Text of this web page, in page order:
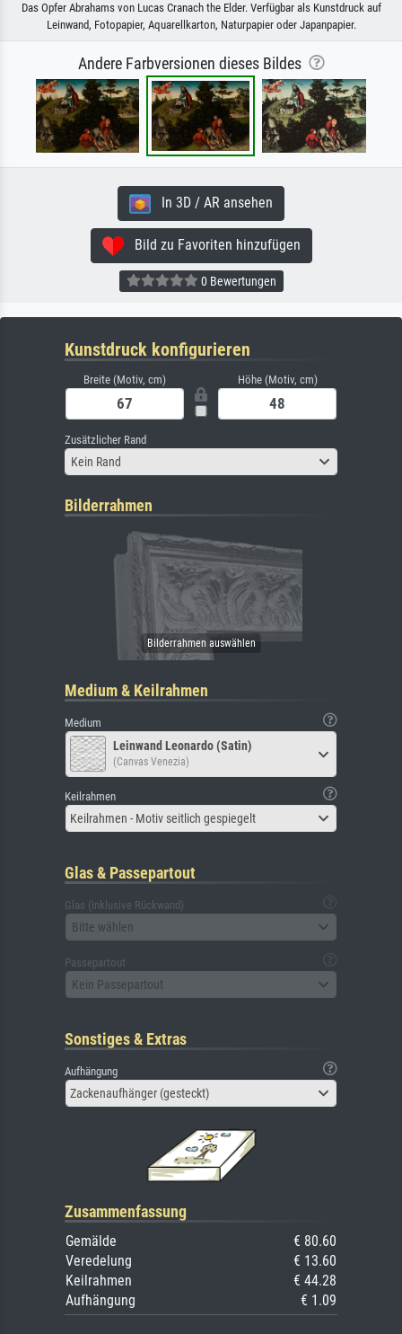
Das Opfer Abrahams von Lucas Cranach the Elder. Verfügbar als Kunstdruck auf
Leinwand, Fotopapier, Aquarellkarton, Naturpapier oder Japanpapier.
Andere Farbversionen dieses Bildes
In 3D / AR ansehen
Bild zu Favoriten hinzufügen
0 Bewertungen
Kunstdruck konfigurieren
Breite (Motiv, cm) Höhe (Motiv, cm)
Zusätzlicher Rand
Kein Rand
Bilderrahmen
Medium & Keilrahmen
Medium
Leinwand Leonardo (Satin)
(Canvas Venezia)
Keilrahmen
Keilrahmen - Motiv seitlich gespiegelt
Glas & Passepartout
Glas (inklusive Rückwand)
Bitte wählen
Passepartout
Kein Passepartout
Sonstiges & Extras
Aufhängung
Zackenaufhänger (gesteckt)
Zusammenfassung
Gemälde
€ 80.60
Veredelung
€ 13.60
Keilrahmen
€ 44.28
Aufhängung
€ 1.09